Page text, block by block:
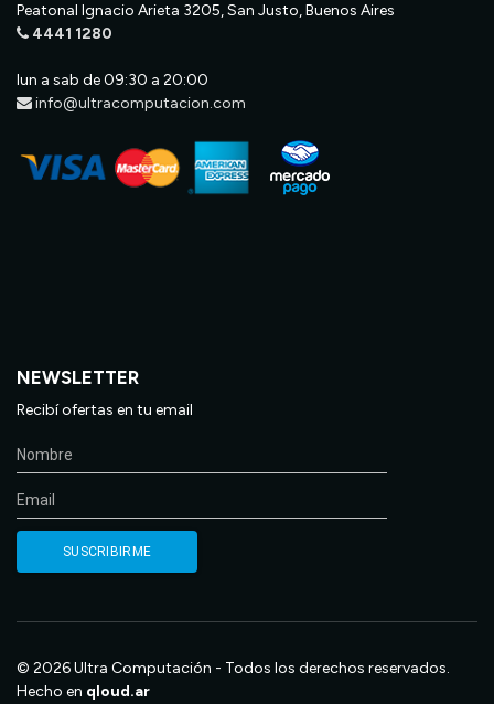
Peatonal Ignacio Arieta 3205, San Justo, Buenos Aires
4441 1280
lun a sab de 09:30 a 20:00
info@ultracomputacion.com
NEWSLETTER
Recibí ofertas en tu email
© 2026 Ultra Computación - Todos los derechos reservados.
Hecho en qloud.ar